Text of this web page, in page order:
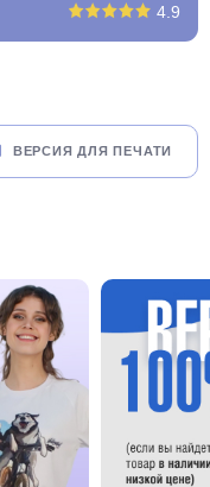
4.9
ВЕРСИЯ ДЛЯ ПЕЧАТИ